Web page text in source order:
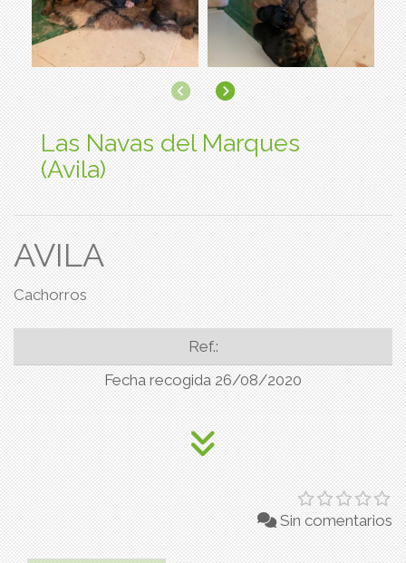
AnteriorSiguiente
Las Navas del Marques
(Avila)
AVILA
Cachorros
Ref.:
Fecha recogida 26/08/2020
Sin comentarios